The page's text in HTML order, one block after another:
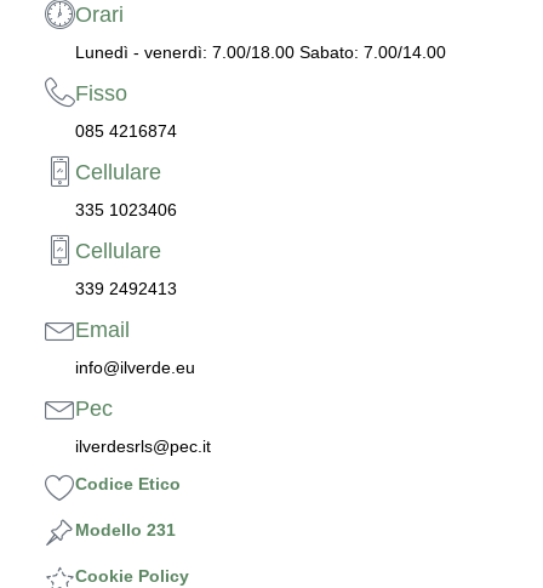
Orari
Lunedì - venerdì: 7.00/18.00 Sabato: 7.00/14.00
Fisso
085 4216874
Cellulare
335 1023406
Cellulare
339 2492413
Email
info@ilverde.eu
Pec
ilverdesrls@pec.it
Codice Etico
Modello 231
Cookie Policy